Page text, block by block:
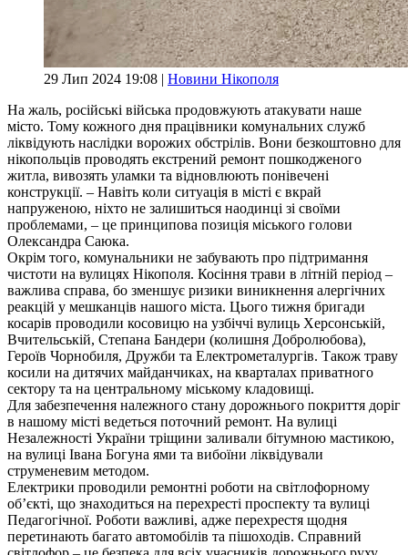
29 Лип 2024 19:08 | Новини Нікополя
На жаль, російські війська продовжують атакувати наше
місто. Тому кожного дня працівники комунальних служб
ліквідують наслідки ворожих обстрілів. Вони безкоштовно для
нікопольців проводять екстрений ремонт пошкодженого
житла, вивозять уламки та відновлюють понівечені
конструкції. – Навіть коли ситуація в місті є вкрай
напруженою, ніхто не залишиться наодинці зі своїми
проблемами, – це принципова позиція міського голови
Олександра Саюка.
Окрім того, комунальники не забувають про підтримання
чистоти на вулицях Нікополя. Косіння трави в літній період –
важлива справа, бо зменшує ризики виникнення алергічних
реакцій у мешканців нашого міста. Цього тижня бригади
косарів проводили косовицю на узбіччі вулиць Херсонській,
Вчительській, Степана Бандери (колишня Добролюбова),
Героїв Чорнобиля, Дружби та Електрометалургів. Також траву
косили на дитячих майданчиках, на кварталах приватного
сектору та на центральному міському кладовищі.
Для забезпечення належного стану дорожнього покриття доріг
в нашому місті ведеться поточний ремонт. На вулиці
Незалежності України тріщини заливали бітумною мастикою,
на вулиці Івана Богуна ями та вибоїни ліквідували
струменевим методом.
Електрики проводили ремонтні роботи на світлофорному
об’єкті, що знаходиться на перехресті проспекту та вулиці
Педагогічної. Роботи важливі, адже перехрестя щодня
перетинають багато автомобілів та пішоходів. Справний